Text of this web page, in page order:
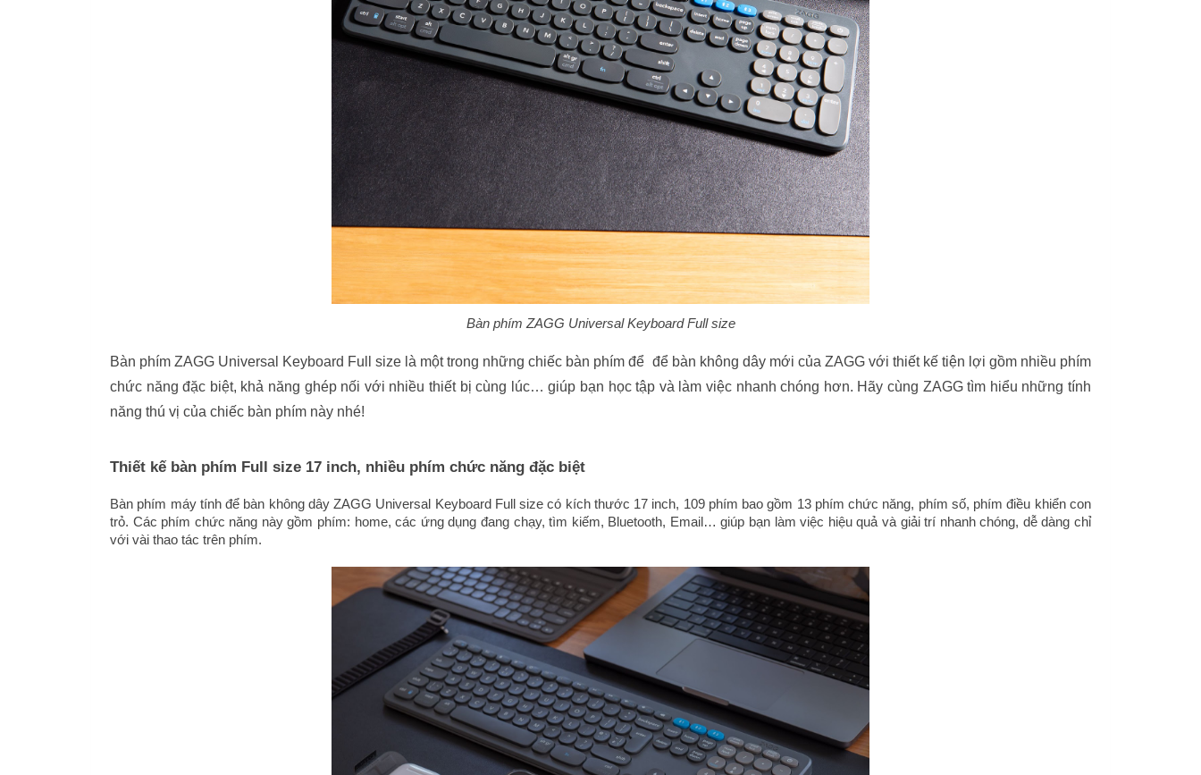
Bàn phím ZAGG Universal Keyboard Full size
Bàn phím ZAGG Universal Keyboard Full size là một trong những chiếc bàn phím để để bàn không dây mới của ZAGG với thiết kế tiện lợi gồm nhiều phím
chức năng đặc biệt, khả năng ghép nối với nhiều thiết bị cùng lúc… giúp bạn học tập và làm việc nhanh chóng hơn. Hãy cùng ZAGG tìm hiểu những tính
năng thú vị của chiếc bàn phím này nhé!
Thiết kế bàn phím Full size 17 inch, nhiều phím chức năng đặc biệt
Bàn phím máy tính để bàn không dây ZAGG Universal Keyboard Full size có kích thước 17 inch, 109 phím bao gồm 13 phím chức năng, phím số, phím điều khiển con
trỏ. Các phím chức năng này gồm phím: home, các ứng dụng đang chạy, tìm kiếm, Bluetooth, Email… giúp bạn làm việc hiệu quả và giải trí nhanh chóng, dễ dàng chỉ
với vài thao tác trên phím.